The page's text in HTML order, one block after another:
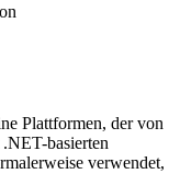
Plattformen, der von
basierten
verwendet,